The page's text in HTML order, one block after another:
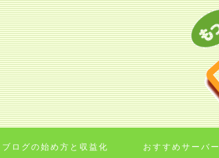
ブログの始め方と収益化 おすすめサーバー